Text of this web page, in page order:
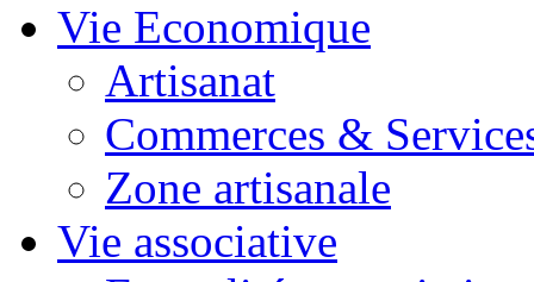
Vie Economique
Artisanat
Commerces &
Zone artisanale
Vie associative